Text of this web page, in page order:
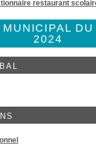
restaurant
MUNICIPAL
2024